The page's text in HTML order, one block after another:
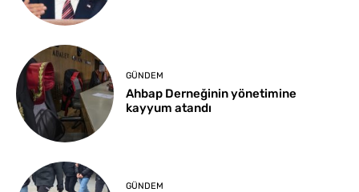
GÜNDEM
Ahbap Derneğinin yönetimine
kayyum atandı
GÜNDEM